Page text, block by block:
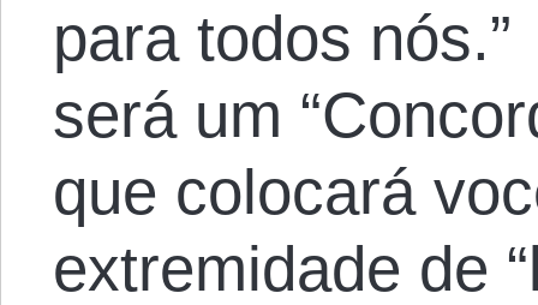
para todos
será um
que colocará
extremidade de